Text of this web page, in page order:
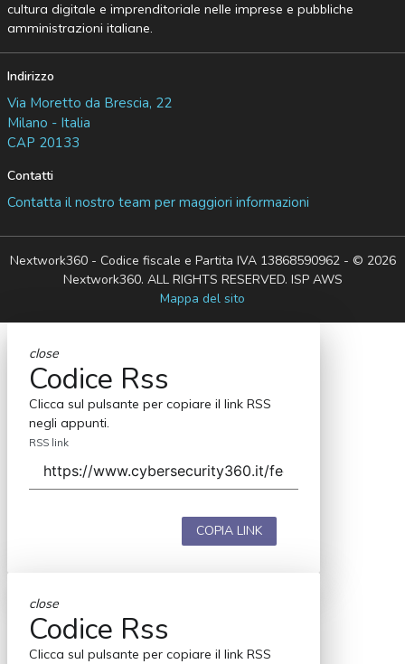
cultura digitale e imprenditoriale nelle imprese e pubbliche
amministrazioni italiane.
Indirizzo
Via Moretto da Brescia, 22
Milano - Italia
CAP 20133
Contatti
Contatta il nostro team per maggiori informazioni
Nextwork360 - Codice fiscale e Partita IVA 13868590962 - © 2026
Nextwork360. ALL RIGHTS RESERVED. ISP AWS
Mappa del sito
close
Codice Rss
Clicca sul pulsante per copiare il link RSS
negli appunti.
RSS link
COPIA LINK
close
Codice Rss
Clicca sul pulsante per copiare il link RSS